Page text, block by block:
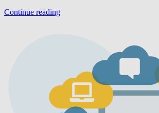
Continue reading